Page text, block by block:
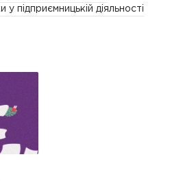
підприємницькій діяльності